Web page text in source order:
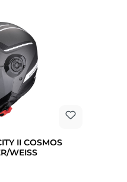
II COSMOS
WEISS